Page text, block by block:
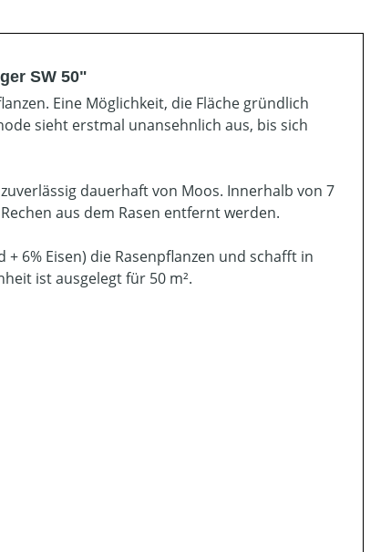
SW 50"
Eine Möglichkeit, die Fläche gründlich
sieht erstmal unansehnlich aus, bis sich
dauerhaft von Moos. Innerhalb von 7
aus dem Rasen entfernt werden.
6% Eisen) die Rasenpflanzen und schafft in
ist ausgelegt für 50 m².